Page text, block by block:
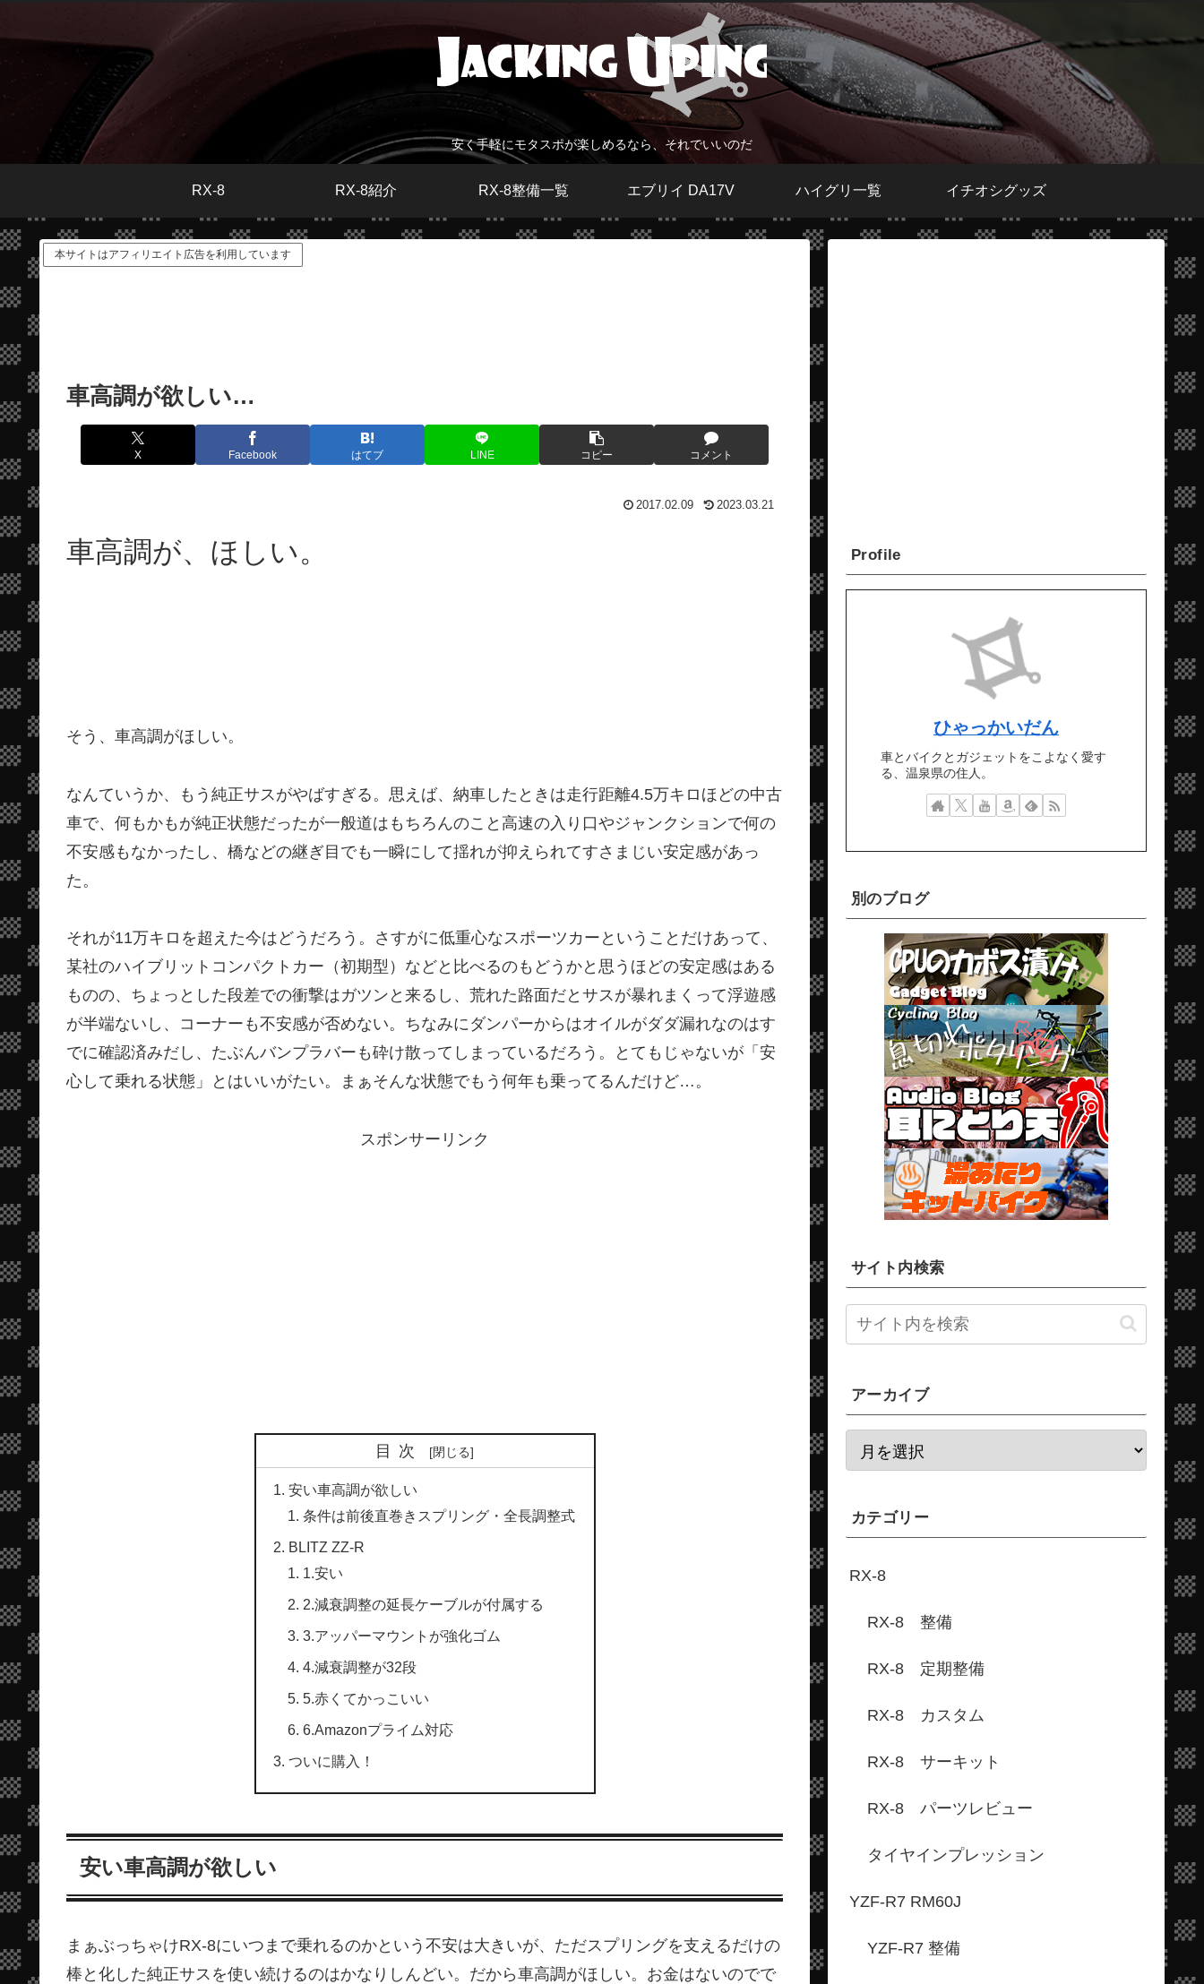
安く手軽にモタスポが楽しめるなら、それでいいのだ
RX-8 RX-8紹介 RX-8整備一覧 エブリイ DA17V ハイグリ一覧 イチオシグッズ
本サイトはアフィリエイト広告を利用しています
車高調が欲しい…
X Facebook はてブ LINE コピー コメント
2017.02.09 2023.03.21
車高調が、ほしい。
そう、車高調がほしい。
なんていうか、もう純正サスがやばすぎる。思えば、納車したときは走行距離4.5万キロほどの中古
車で、何もかもが純正状態だったが一般道はもちろんのこと高速の入り口やジャンクションで何の
不安感もなかったし、橋などの継ぎ目でも一瞬にして揺れが抑えられてすさまじい安定感があっ
た。
それが11万キロを超えた今はどうだろう。さすがに低重心なスポーツカーということだけあって、
某社のハイブリットコンパクトカー（初期型）などと比べるのもどうかと思うほどの安定感はある
ものの、ちょっとした段差での衝撃はガツンと来るし、荒れた路面だとサスが暴れまくって浮遊感
が半端ないし、コーナーも不安感が否めない。ちなみにダンパーからはオイルがダダ漏れなのはす
でに確認済みだし、たぶんバンプラバーも砕け散ってしまっているだろう。とてもじゃないが「安
心して乗れる状態」とはいいがたい。まぁそんな状態でもう何年も乗ってるんだけど…。
スポンサーリンク
目次
安い車高調が欲しい
条件は前後直巻きスプリング・全長調整式
BLITZ ZZ-R
1.安い
2.減衰調整の延長ケーブルが付属する
3.アッパーマウントが強化ゴム
4.減衰調整が32段
5.赤くてかっこいい
6.Amazonプライム対応
ついに購入！
安い車高調が欲しい
まぁぶっちゃけRX-8にいつまで乗れるのかという不安は大きいが、ただスプリングを支えるだけの
棒と化した純正サスを使い続けるのはかなりしんどい。だから車高調がほしい。お金はないのでで
Profile
ひゃっかいだん
車とバイクとガジェットをこよなく愛す
る、温泉県の住人。
別のブログ
サイト内検索
アーカイブ
カテゴリー
RX-8
RX-8 整備
RX-8 定期整備
RX-8 カスタム
RX-8 サーキット
RX-8 パーツレビュー
タイヤインプレッション
YZF-R7 RM60J
YZF-R7 整備